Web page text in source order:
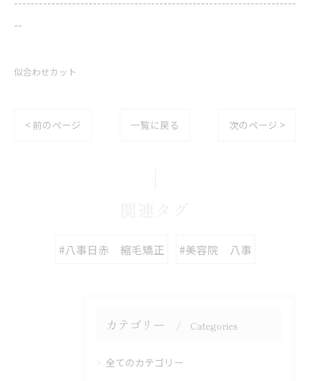
--
似合わせカット
< 前のページ 一覧に戻る 次のページ >
#八事日赤 縮毛矯正 #美容院 八事
カテゴリー Categories
全てのカテゴリー